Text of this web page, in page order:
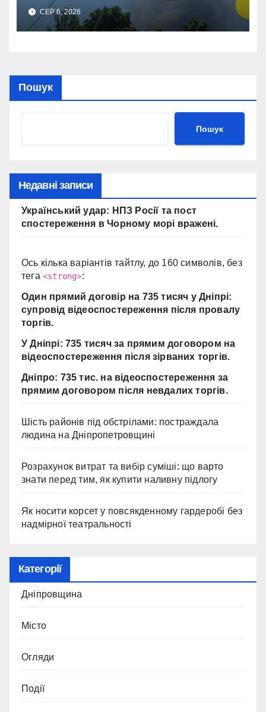
СЕР 6, 2026
Пошук
Пошук
Недавні записи
Український удар: НПЗ Росії та пост
спостереження в Чорному морі вражені.
Ось кілька варіантів тайтлу, до 160 символів, без
тега <strong>:
Один прямий договір на 735 тисяч у Дніпрі:
супровід відеоспостереження після провалу
торгів.
У Дніпрі: 735 тисяч за прямим договором на
відеоспостереження після зірваних торгів.
Дніпро: 735 тис. на відеоспостереження за
прямим договором після невдалих торгів.
Шість районів під обстрілами: постраждала
людина на Дніпропетровщині
Розрахунок витрат та вибір суміші: що варто
знати перед тим, як купити наливну підлогу
Як носити корсет у повсякденному гардеробі без
надмірної театральності
Категорії
Дніпровщина
Місто
Огляди
Події